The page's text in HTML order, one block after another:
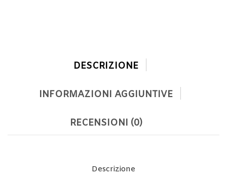
DESCRIZIONE
INFORMAZIONI AGGIUNTIVE
RECENSIONI (0)
Descrizione